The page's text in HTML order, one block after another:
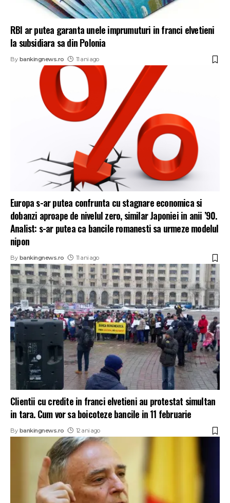
RBI ar putea garanta unele imprumuturi in franci elvetieni
la subsidiara sa din Polonia
By bankingnews.ro 11 ani ago
Europa s-ar putea confrunta cu stagnare economica si
dobanzi aproape de nivelul zero, similar Japoniei in anii ’90.
Analist: s-ar putea ca bancile romanesti sa urmeze modelul
nipon
By bankingnews.ro 11 ani ago
Clientii cu credite in franci elvetieni au protestat simultan
in tara. Cum vor sa boicoteze bancile in 11 februarie
By bankingnews.ro 12 ani ago